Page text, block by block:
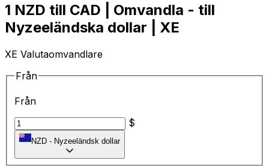
1 NZD till CAD | Omvandla - till
Nyzeeländska dollar | XE
XE Valutaomvandlare
Från
Från
$
NZD - Nyzeeländsk dollar